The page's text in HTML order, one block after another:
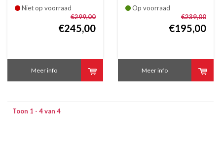
steel en tegengreep
Niet op voorraad
€299,00
€245,00
Meer info
steel
Op voorraad
€239,00
€195,00
Meer info
Toon 1 - 4 van 4